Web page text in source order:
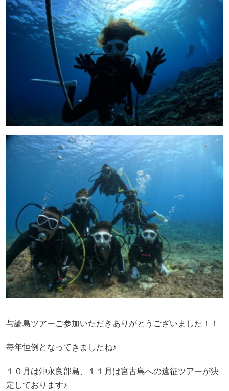
与論島ツアーご参加いただきありがとうございました！！
毎年恒例となってきましたね♪
１０月は沖永良部島、１１月は宮古島への遠征ツアーが決
定しております♪